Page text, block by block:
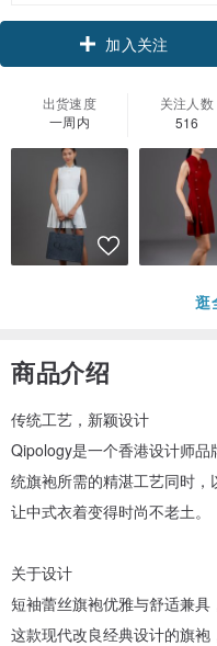
加入关注
出货速度
一周内
关注人数
516
逛
商品介绍
传统工艺，新颖设计
Qipology是一个香港设计师
统旗袍所需的精湛工艺同时，
让中式衣着变得时尚不老土。
关于设计
短袖蕾丝旗袍优雅与舒适兼具
这款现代改良经典设计的旗